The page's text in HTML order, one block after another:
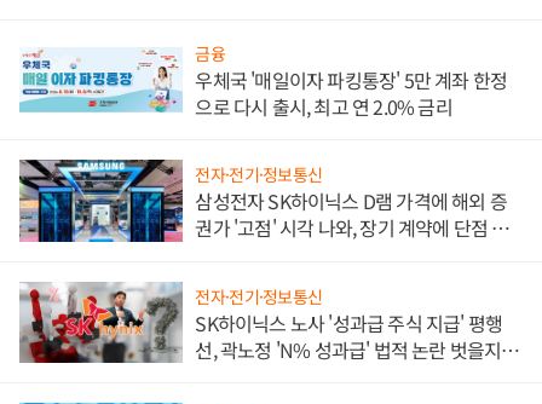
금융
우체국 '매일이자 파킹통장' 5만 계좌 한정
으로 다시 출시, 최고 연 2.0% 금리
전자·전기·정보통신
삼성전자 SK하이닉스 D램 가격에 해외 증
권가 '고점' 시각 나와, 장기 계약에 단점 부
전자·전기·정보통신
SK하이닉스 노사 '성과급 주식 지급' 평행
선, 곽노정 'N% 성과급' 법적 논란 벗을지 주